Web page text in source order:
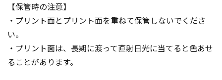
【保管時の注意】
・プリント面とプリント面を重ねて保管しないでくださ
い。
・プリント面は、長期に渡って直射日光に当てると色あせ
ることがあります。